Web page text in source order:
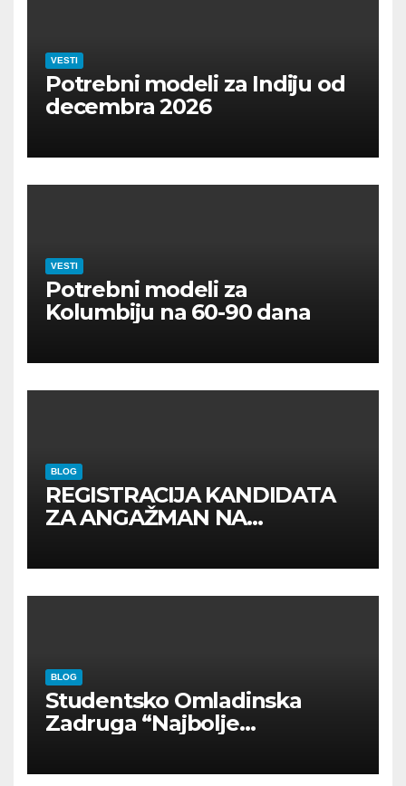
VESTI
Potrebni modeli za Indiju od
decembra 2026
VESTI
Potrebni modeli za
Kolumbiju na 60-90 dana
BLOG
REGISTRACIJA KANDIDATA
ZA ANGAŽMAN NA
BLOG
Studentsko Omladinska
Zadruga “Najbolje